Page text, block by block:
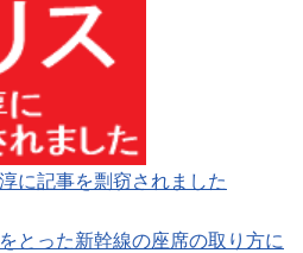
に記事を剽窃されました
とった新幹線の座席の取り方に